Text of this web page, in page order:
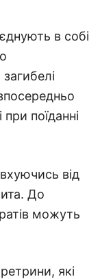
в собі
поїданні
від
До
можуть
які